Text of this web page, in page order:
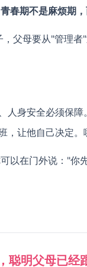
青春期不是麻烦期
父母要从"管理
人身安全必须保障。
，让他自己决定。
以在门外说："你
聪明父母已经